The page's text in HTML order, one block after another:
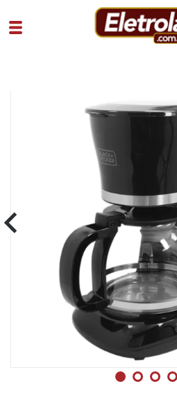
Home Eletroportáteis
Cafeteira Black Decker Cm301 30
SKU 105013|31|1